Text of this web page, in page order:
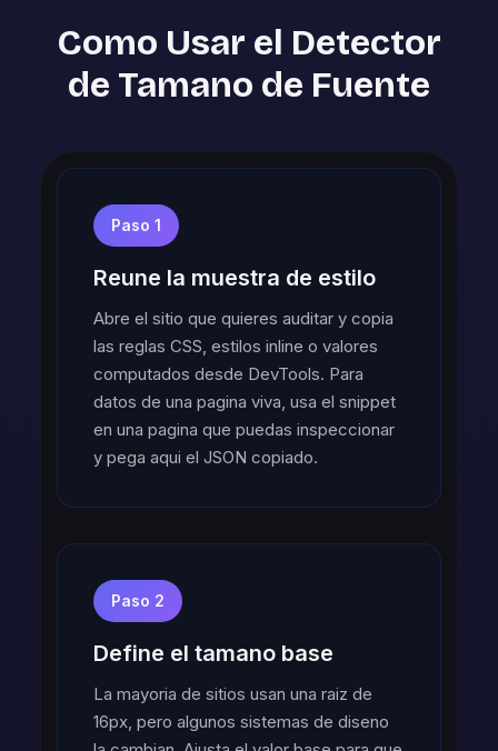
Como Usar el Detector
de Tamano de Fuente
Paso 1
Reune la muestra de estilo
Abre el sitio que quieres auditar y copia
las reglas CSS, estilos inline o valores
computados desde DevTools. Para
datos de una pagina viva, usa el snippet
en una pagina que puedas inspeccionar
y pega aqui el JSON copiado.
Paso 2
Define el tamano base
La mayoria de sitios usan una raiz de
16px, pero algunos sistemas de diseno